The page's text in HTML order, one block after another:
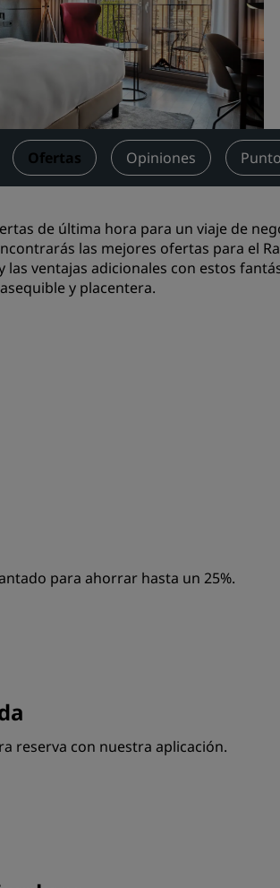
Buscar vuelos
Buscar vuelos
Restaurantes
Buscar restaurantes
Aplicación de Radisson
Ofertas Opiniones
de última hora para un viaje de
las mejores ofertas para el
las ventajas adicionales con estos
y placentera.
para ahorrar hasta un 25%.
reserva con nuestra aplicación.